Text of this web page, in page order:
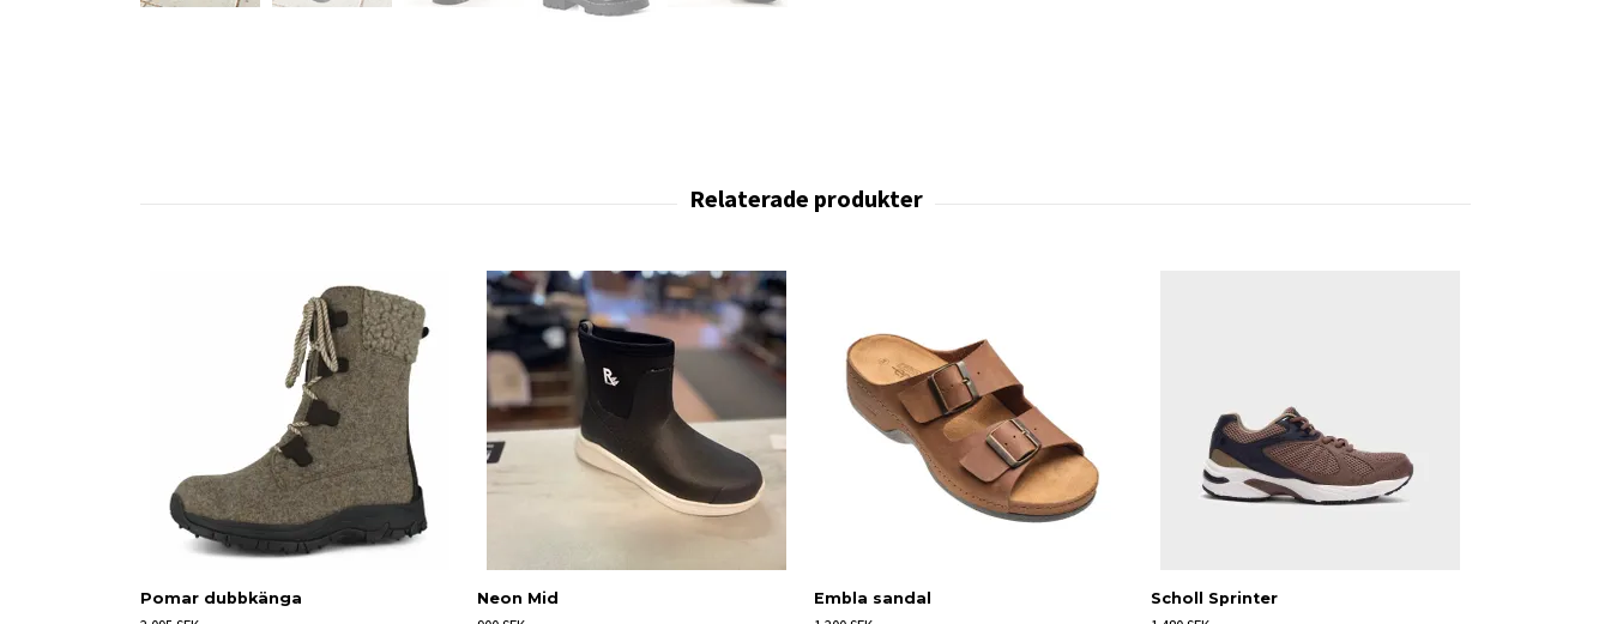
Pomar dubbkänga Neon Mid Embla sandal Scholl Sprinter